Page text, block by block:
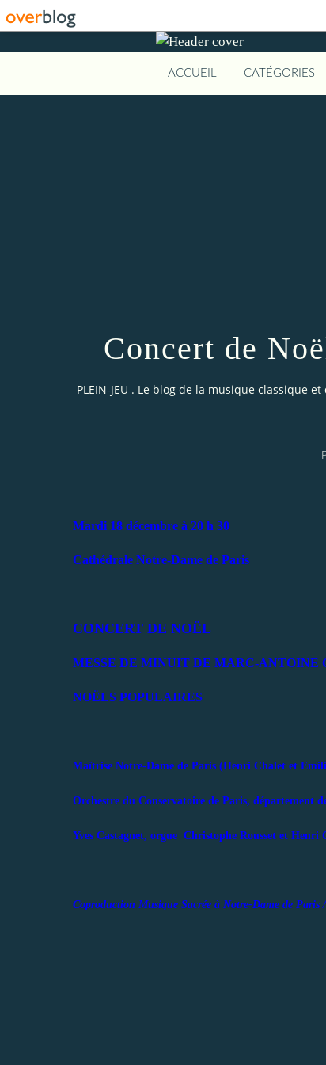
ACCUEIL CATÉGORIES
Concert de
PLEIN-JEU . Le blog de la musique classique
Mardi 18 décembre à 20 h 30
Cathédrale Notre-Dame de Paris
CONCERT DE NOËL
MESSE DE MINUIT DE MARC-ANTOINE
NOËLS POPULAIRES
Maîtrise Notre-Dame de Paris (Henri Chalet et
Orchestre du Conservatoire de Paris, département
Yves Castagnet, orgue Christophe Rousset et Henri
Coproduction Musique Sacrée à Notre-Dame de Paris